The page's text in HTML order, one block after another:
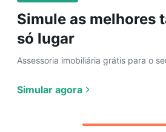
Simule as melhores
só lugar
Assessoria imobiliária grátis para o
Simular agora